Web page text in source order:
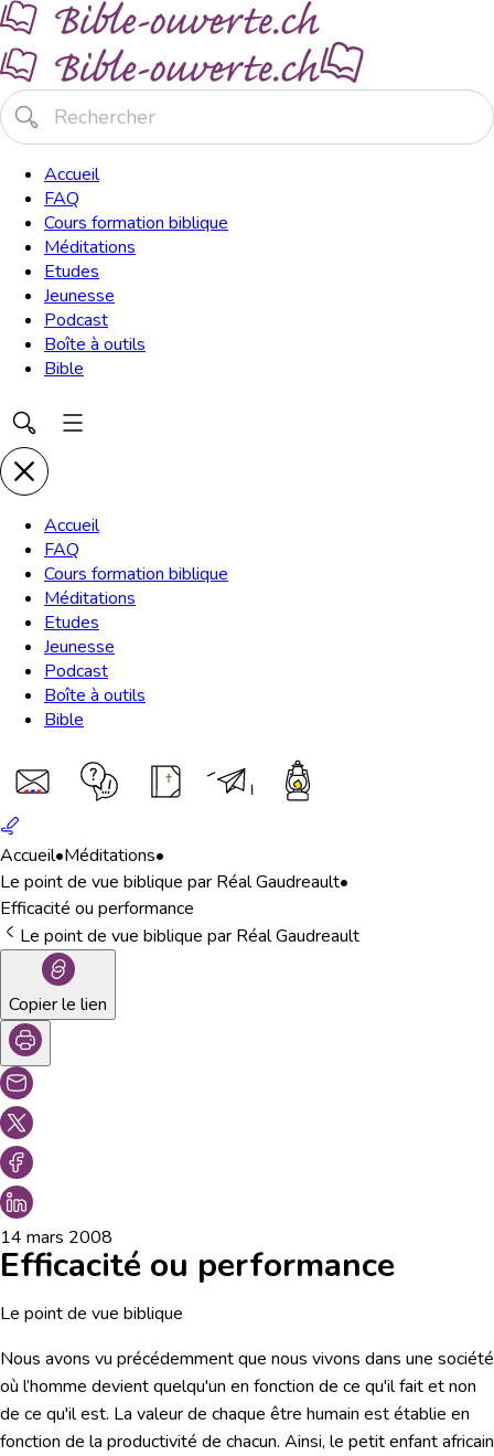
Accueil
FAQ
Cours formation biblique
Méditations
Etudes
Jeunesse
Podcast
Boîte à outils
Bible
Accueil
FAQ
Cours formation biblique
Méditations
Etudes
Jeunesse
Podcast
Boîte à outils
Bible
Accueil•Méditations•
Le point de vue biblique par Réal Gaudreault•
Efficacité ou performance
Le point de vue biblique par Réal Gaudreault
Copier le lien
14 mars 2008
Efficacité ou performance
Le point de vue biblique
Nous avons vu précédemment que nous vivons dans une société
où l’homme devient quelqu'un en fonction de ce qu'il fait et non
de ce qu'il est. La valeur de chaque être humain est établie en
fonction de la productivité de chacun. Ainsi, le petit enfant africain